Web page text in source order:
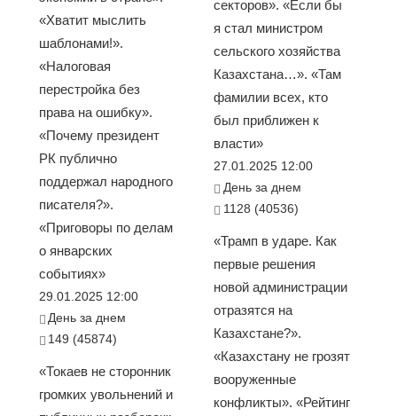
«Хватит мыслить
шаблонами!».
«Налоговая
перестройка без
права на ошибку».
«Почему президент
РК публично
поддержал народного
писателя?».
«Приговоры по делам
о январских
событиях»
29.01.2025 12:00
День за днем
149 (45874)
«Токаев не сторонник
громких увольнений и
секторов». «Если бы
я стал министром
сельского хозяйства
Казахстана…». «Там
фамилии всех, кто
был приближен к
власти»
27.01.2025 12:00
День за днем
1128 (40536)
«Трамп в ударе. Как
первые решения
новой администрации
отразятся на
Казахстане?».
«Казахстану не грозят
вооруженные
конфликты». «Рейтинг